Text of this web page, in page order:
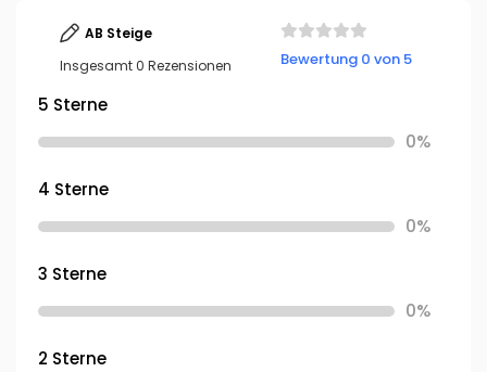
AB Steige
Insgesamt 0 Rezensionen
Bewertung 0 von 5
5 Sterne
0%
4 Sterne
0%
3 Sterne
0%
2 Sterne